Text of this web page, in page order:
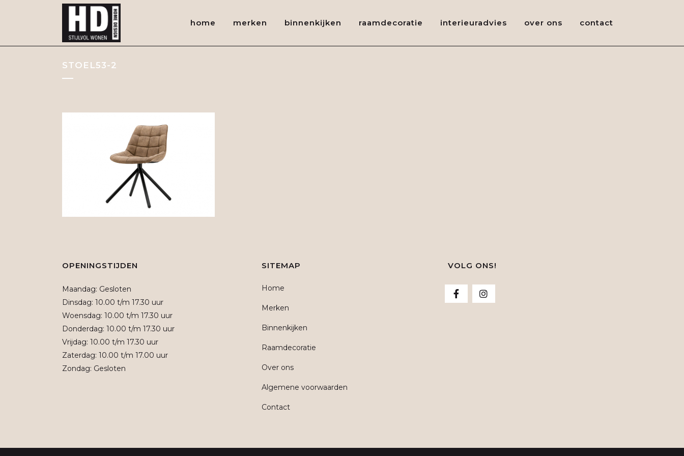
home merken binnenkijken raamdecoratie interieuradvies over ons contact
STOEL53-2
OPENINGSTIJDEN
Maandag: Gesloten
Dinsdag: 10.00 t/m 17.30 uur
Woensdag: 10.00 t/m 17.30 uur
Donderdag: 10.00 t/m 17.30 uur
Vrijdag: 10.00 t/m 17.30 uur
Zaterdag: 10.00 t/m 17.00 uur
Zondag: Gesloten
SITEMAP
Home
Merken
Binnenkijken
Raamdecoratie
Over ons
Algemene voorwaarden
Contact
VOLG ONS!